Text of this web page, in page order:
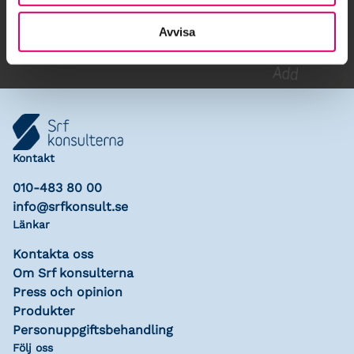
Avvisa
Lägg till i kalender
Kontakt
010-483 80 00
info@srfkonsult.se
Länkar
Kontakta oss
Om Srf konsulterna
Press och opinion
Produkter
Personuppgiftsbehandling
Följ oss